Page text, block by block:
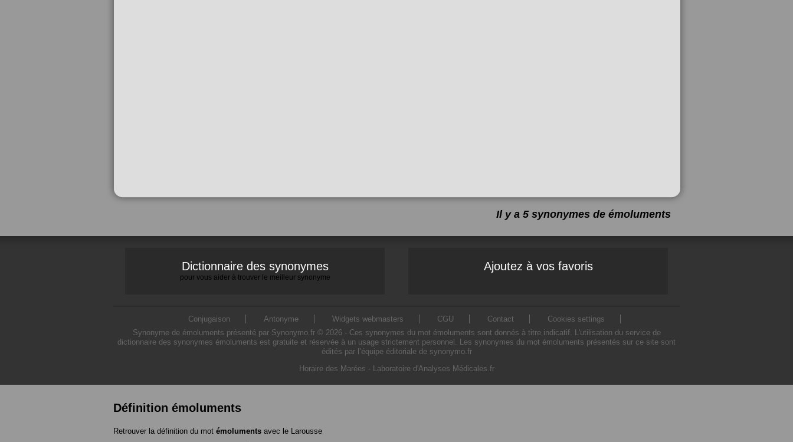
Il y a 5 synonymes de émoluments
Dictionnaire des synonymes
pour vous aider à trouver le meilleur synonyme
Ajoutez à vos favoris
Conjugaison Antonyme Widgets webmasters CGU Contact
Cookies settings
Synonyme de émoluments présenté par Synonymo.fr © 2026 - Ces synonymes du mot émoluments sont donnés à titre indicatif. L'utilisation du service de
dictionnaire des synonymes émoluments est gratuite et réservée à un usage strictement personnel. Les synonymes du mot émoluments présentés sur ce site sont
édités par l’équipe éditoriale de synonymo.fr
Horaire des Marées - Laboratoire d'Analyses Médicales.fr
Définition émoluments
Retrouver la définition du mot émoluments avec le Larousse